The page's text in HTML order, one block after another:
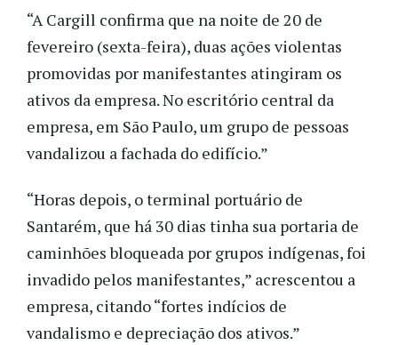
“A Cargill confirma que na noite de 20 de
fevereiro (sexta-feira), duas ações violentas
promovidas por manifestantes atingiram os
ativos da empresa. No escritório central da
empresa, em São Paulo, um grupo de pessoas
vandalizou a fachada do edifício.”
“Horas depois, o terminal portuário de
Santarém, que há 30 dias tinha sua portaria de
caminhões bloqueada por grupos indígenas, foi
invadido pelos manifestantes,” acrescentou a
empresa, citando “fortes indícios de
vandalismo e depreciação dos ativos.”